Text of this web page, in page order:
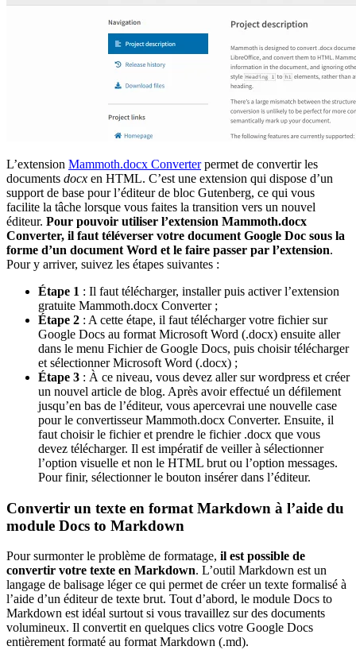
L’extension Mammoth.docx Converterpermet de convertir les
documents docx en HTML. C’est une extension qui dispose d’un
support de base pour l’éditeur de bloc Gutenberg, ce qui vous
facilite la tâche lorsque vous faites la transition vers un nouvel
éditeur. Pour pouvoir utiliser l’extension Mammoth.docx
Converter, il faut téléverser votre document Google Doc sous la
forme d’un document Word et le faire passer par l’extension.
Pour y arriver, suivez les étapes suivantes :
Étape 1 : Il faut télécharger, installer puis activer l’extension
gratuite Mammoth.docx Converter ;
Étape 2 : A cette étape, il faut télécharger votre fichier sur
Google Docs au format Microsoft Word (.docx) ensuite aller
dans le menu Fichier de Google Docs, puis choisir télécharger
et sélectionner Microsoft Word (.docx) ;
Étape 3 : À ce niveau, vous devez aller sur wordpress et créer
un nouvel article de blog. Après avoir effectué un défilement
jusqu’en bas de l’éditeur, vous apercevrai une nouvelle case
pour le convertisseur Mammoth.docx Converter. Ensuite, il
faut choisir le fichier et prendre le fichier .docx que vous
devez télécharger. Il est impératif de veiller à sélectionner
l’option visuelle et non le HTML brut ou l’option messages.
Pour finir, sélectionner le bouton insérer dans l’éditeur.
Convertir un texte en format Markdown à l’aide du
module Docs to Markdown
Pour surmonter le problème de formatage, il est possible de
convertir votre texte en Markdown. L’outil Markdown est un
langage de balisage léger ce qui permet de créer un texte formalisé à
l’aide d’un éditeur de texte brut. Tout d’abord, le module Docs to
Markdown est idéal surtout si vous travaillez sur des documents
volumineux. Il convertit en quelques clics votre Google Docs
entièrement formaté au format Markdown (.md).